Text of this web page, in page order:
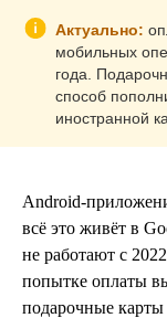
Актуально:
мобильных
года.
способ
иностранной
Android-
всё это живёт в
не работают с
попытке оплаты
подарочные